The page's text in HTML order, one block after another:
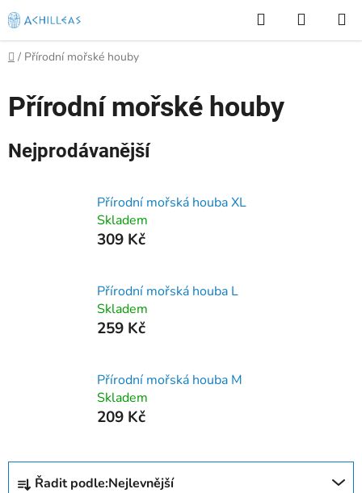
Přejít
na
obsah
Hledat
KOŠÍK
Domů
/ Přírodní mořské houby
Přírodní mořské houby
Nejprodávanější
Přírodní mořská houba XL
Skladem
309 Kč
Přírodní mořská houba L
Skladem
259 Kč
Přírodní mořská houba M
Skladem
209 Kč
Řadit podle:Nejlevnější